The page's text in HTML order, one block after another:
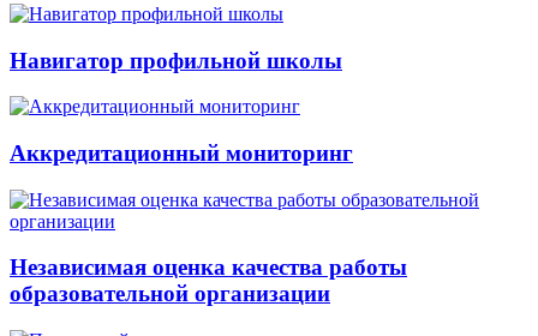
Навигатор профильной школы
Аккредитационный мониторинг
Независимая оценка качества работы
образовательной организации